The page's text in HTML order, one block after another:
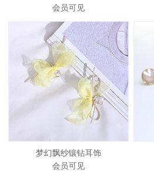
会员可见
梦幻飘纱镶钻耳饰
会员可见